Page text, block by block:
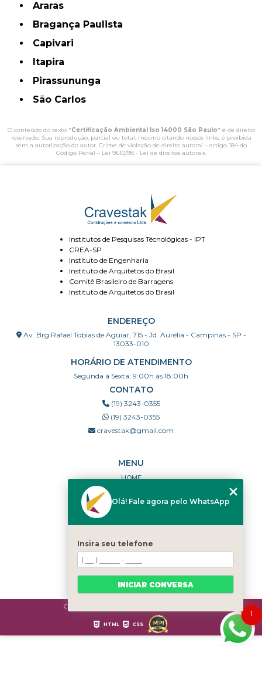
Araras
Bragança Paulista
Capivari
Itapira
Pirassununga
São Carlos
O conteúdo do texto "Certificação Ambiental Iso 14000 São Paulo" é de direito
reservado. Sua reprodução, parcial ou total, mesmo citando nossos links, é proibida
sem a autorização do autor. Crime de violação de direito autoral – artigo 184 do
Código Penal – Lei 9610/98 - Lei de direitos autorais.
Institutos de Pesquisas Técnológicas - IPT
CREA-SP
Instituto de Engenharia
Instituto de Arquitetos do Brasil
Comitê Brasileiro de Barragens
Instituto de Arquitetos do Brasil
ENDEREÇO
Av. Brg Rafael Tobias de Aguiar, 715 - Jd. Aurélia - Campinas - SP -
13033-010
HORÁRIO DE ATENDIMENTO
Segunda à Sexta: 9:00h às 18:00h
CONTATO
(19) 3243-0355
(19) 3243-0355
cravestak@gmail.com
MENU
HOME
PORTFÓLIO
DÚVIDAS FREQUENTES
CATEGORIAS
MAPA DO SITE
Copyright © Cravestak. (Lei 9610 de 19/02/1998)
HTML CSS
1
Olá! Fale agora pelo WhatsApp
Insira seu telefone
INICIAR CONVERSA